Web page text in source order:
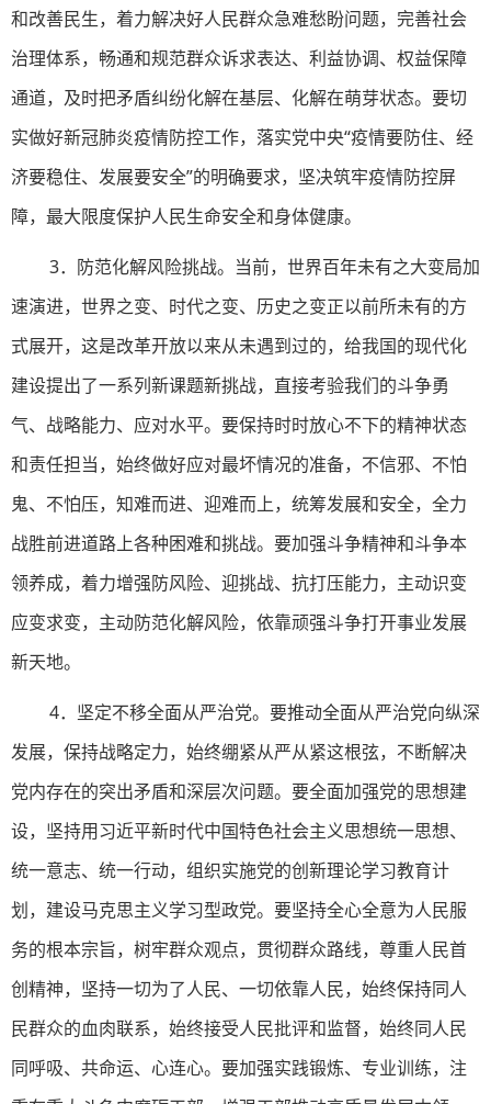
和改善民生，着力解决好人民群众急难愁盼问题，完善社会
治理体系，畅通和规范群众诉求表达、利益协调、权益保障
通道，及时把矛盾纠纷化解在基层、化解在萌芽状态。要切
实做好新冠肺炎疫情防控工作，落实党中央“疫情要防住、经
济要稳住、发展要安全”的明确要求，坚决筑牢疫情防控屏
障，最大限度保护人民生命安全和身体健康。
3．防范化解风险挑战。当前，世界百年未有之大变局加
速演进，世界之变、时代之变、历史之变正以前所未有的方
式展开，这是改革开放以来从未遇到过的，给我国的现代化
建设提出了一系列新课题新挑战，直接考验我们的斗争勇
气、战略能力、应对水平。要保持时时放心不下的精神状态
和责任担当，始终做好应对最坏情况的准备，不信邪、不怕
鬼、不怕压，知难而进、迎难而上，统筹发展和安全，全力
战胜前进道路上各种困难和挑战。要加强斗争精神和斗争本
领养成，着力增强防风险、迎挑战、抗打压能力，主动识变
应变求变，主动防范化解风险，依靠顽强斗争打开事业发展
新天地。
4．坚定不移全面从严治党。要推动全面从严治党向纵深
发展，保持战略定力，始终绷紧从严从紧这根弦，不断解决
党内存在的突出矛盾和深层次问题。要全面加强党的思想建
设，坚持用习近平新时代中国特色社会主义思想统一思想、
统一意志、统一行动，组织实施党的创新理论学习教育计
划，建设马克思主义学习型政党。要坚持全心全意为人民服
务的根本宗旨，树牢群众观点，贯彻群众路线，尊重人民首
创精神，坚持一切为了人民、一切依靠人民，始终保持同人
民群众的血肉联系，始终接受人民批评和监督，始终同人民
同呼吸、共命运、心连心。要加强实践锻炼、专业训练，注